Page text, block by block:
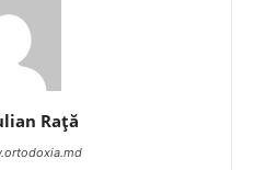
Raţă